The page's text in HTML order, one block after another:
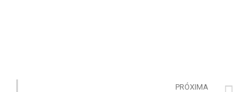
PRÓXIMA